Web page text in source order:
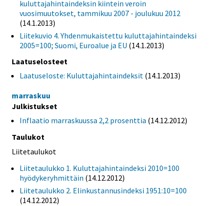
kuluttajahintaindeksin kiintein veroin
vuosimuutokset, tammikuu 2007 - joulukuu 2012
(14.1.2013)
Liitekuvio 4. Yhdenmukaistettu kuluttajahintaindeksi
2005=100; Suomi, Euroalue ja EU (14.1.2013)
Laatuselosteet
Laatuseloste: Kuluttajahintaindeksit (14.1.2013)
marraskuu
Julkistukset
Inflaatio marraskuussa 2,2 prosenttia (14.12.2012)
Taulukot
Liitetaulukot
Liitetaulukko 1. Kuluttajahintaindeksi 2010=100
hyödykeryhmittäin (14.12.2012)
Liitetaulukko 2. Elinkustannusindeksi 1951:10=100
(14.12.2012)